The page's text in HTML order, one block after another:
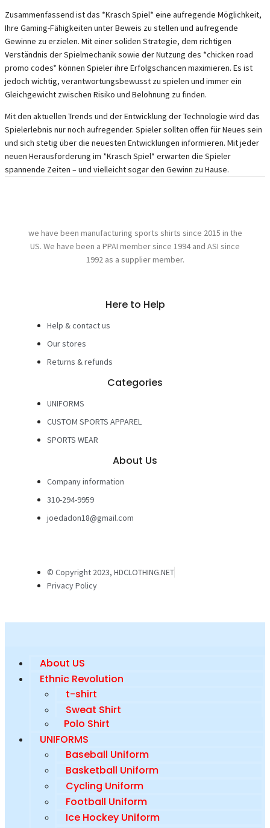
Zusammenfassend ist das *Krasch Spiel* eine aufregende Möglichkeit,
Ihre Gaming-Fähigkeiten unter Beweis zu stellen und aufregende
Gewinne zu erzielen. Mit einer soliden Strategie, dem richtigen
Verständnis der Spielmechanik sowie der Nutzung des *chicken road
promo codes* können Spieler ihre Erfolgschancen maximieren. Es ist
jedoch wichtig, verantwortungsbewusst zu spielen und immer ein
Gleichgewicht zwischen Risiko und Belohnung zu finden.
Mit den aktuellen Trends und der Entwicklung der Technologie wird das
Spielerlebnis nur noch aufregender. Spieler sollten offen für Neues sein
und sich stetig über die neuesten Entwicklungen informieren. Mit jeder
neuen Herausforderung im *Krasch Spiel* erwarten die Spieler
spannende Zeiten – und vielleicht sogar den Gewinn zu Hause.
we have been manufacturing sports shirts since 2015 in the
US. We have been a PPAI member since 1994 and ASI since
1992 as a supplier member.
Here to Help
Help & contact us
Our stores
Returns & refunds
Categories
UNIFORMS
CUSTOM SPORTS APPAREL
SPORTS WEAR
About Us
Company information
310-294-9959
joedadon18@gmail.com
© Copyright 2023, HDCLOTHING.NET
Privacy Policy
About US
Ethnic Revolution
t-shirt
Sweat Shirt
Polo Shirt
UNIFORMS
Baseball Uniform
Basketball Uniform
Cycling Uniform
Football Uniform
Ice Hockey Uniform